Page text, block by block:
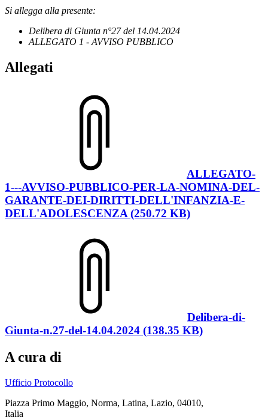
Si allegga alla presente:
Delibera di Giunta n°27 del 14.04.2024
ALLEGATO 1 - AVVISO PUBBLICO
Allegati
ALLEGATO-
1---AVVISO-PUBBLICO-PER-LA-NOMINA-DEL-
GARANTE-DEI-DIRITTI-DELL'INFANZIA-E-
DELL'ADOLESCENZA (250.72 KB)
Delibera-di-
Giunta-n.27-del-14.04.2024 (138.35 KB)
A cura di
Ufficio Protocollo
Piazza Primo Maggio, Norma, Latina, Lazio, 04010,
Italia